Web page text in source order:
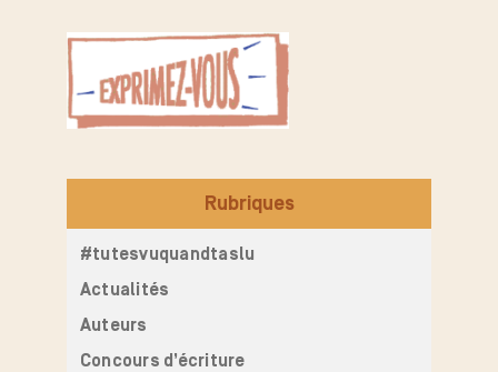
Rubriques
#tutesvuquandtaslu
Actualités
Auteurs
Concours d’écriture